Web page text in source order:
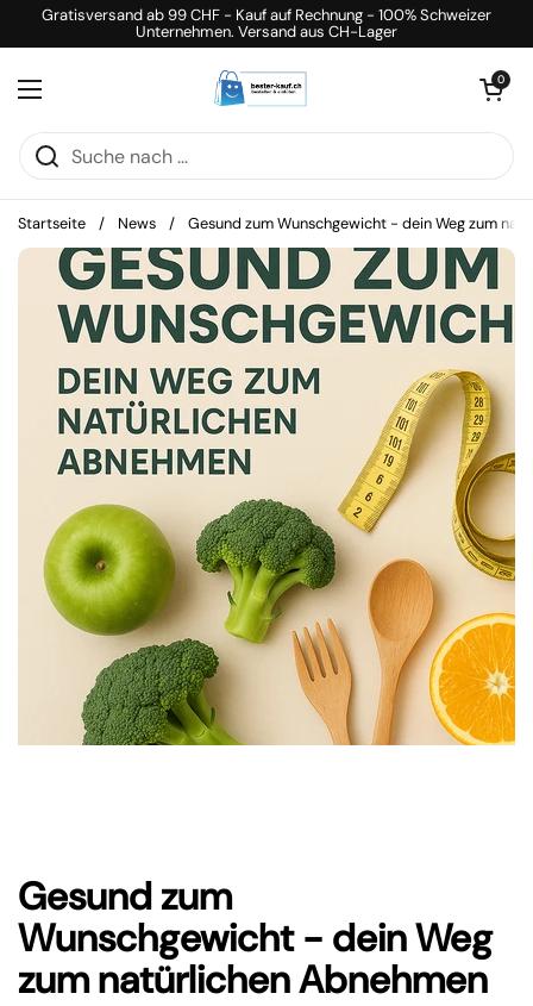
Zum Inhalt springen
Gratisversand ab 99 CHF - Kauf auf Rechnung - 100% Schweizer
Unternehmen. Versand aus CH-Lager
Menü öffnen
Warenkorb
0
Startseite / News / Gesund zum Wunschgewicht - dein Weg zum
Gesund zum
Wunschgewicht - dein Weg
zum natürlichen Abnehmen